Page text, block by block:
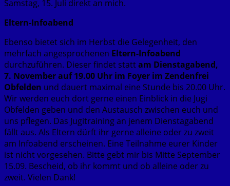
Samstag, 15. Juli direkt an mich.
Eltern-Infoabend
Ebenso bietet sich im Herbst die Gelegenheit, den
mehrfach angesprochenen Eltern-Infoabend
durchzuführen. Dieser findet stattam Dienstagabend,
7. November auf 19.00 Uhr im Foyer im Zendenfrei
Obfelden und dauert maximal eine Stunde bis 20.00 Uhr.
Wir werden euch dort gerne einen Einblick in die Jugi
Obfelden geben und den Austausch zwischen euch und
uns pflegen. Das Jugitraining an jenem Dienstagabend
fällt aus. Als Eltern dürft ihr gerne alleine oder zu zweit
am Infoabend erscheinen. Eine Teilnahme eurer Kinder
ist nicht vorgesehen. Bitte gebt mir bis Mitte September
15.09. Bescheid, ob ihr kommt und ob alleine oder zu
zweit. Vielen Dank!